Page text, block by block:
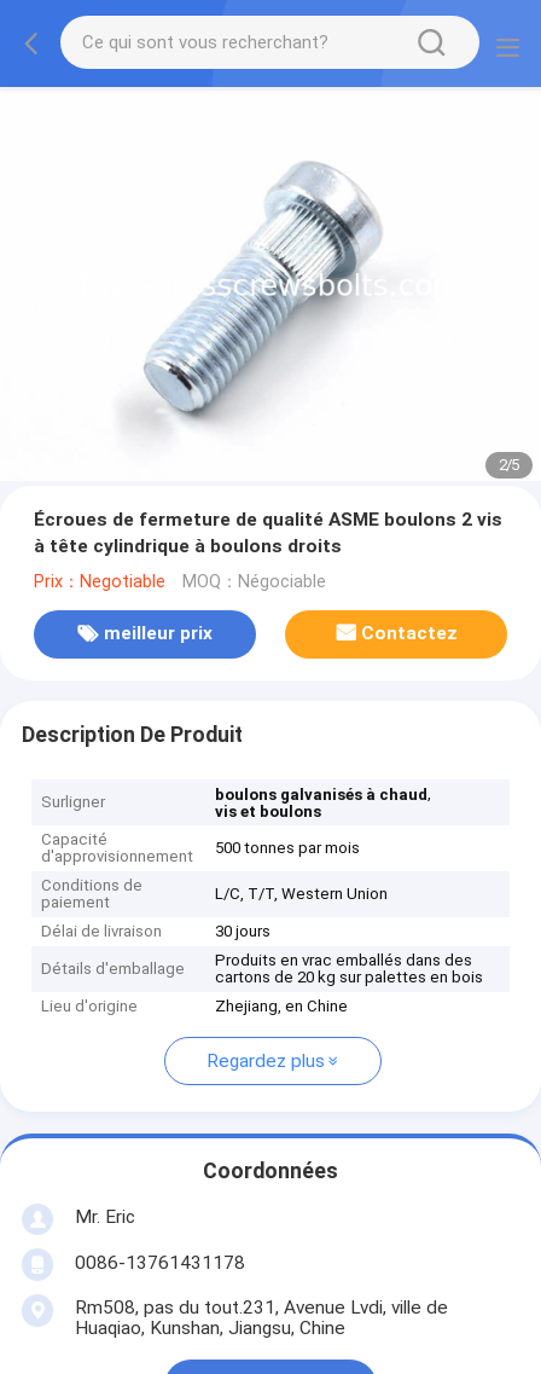
2/5
Écroues de fermeture de qualité ASME boulons 2 vis
à tête cylindrique à boulons droits
Prix：Negotiable MOQ：Négociable
meilleur prix Contactez
Description De Produit
Surligner boulons galvanisés à chaud,
vis et boulons
Capacité
d'approvisionnement
500 tonnes par mois
Conditions de
paiement
L/C, T/T, Western Union
Délai de livraison 30 jours
Détails d'emballage
Produits en vrac emballés dans des
cartons de 20 kg sur palettes en bois
Lieu d'origine
Zhejiang, en Chine
Regardez plus
Coordonnées
Mr. Eric
0086-13761431178
Rm508, pas du tout.231, Avenue Lvdi, ville de
Huaqiao, Kunshan, Jiangsu, Chine